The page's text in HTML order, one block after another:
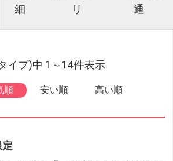
細
リ
通
イプ)中 1～14件表示
順 安い順 高い順